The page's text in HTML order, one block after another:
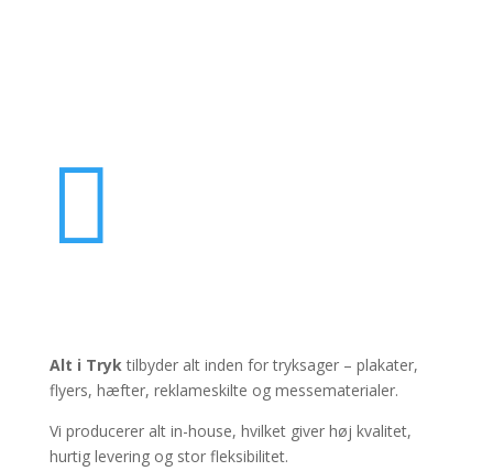

Alt i Tryktilbyder alt inden for tryksager – plakater,
flyers, hæfter, reklameskilte og messematerialer.
Vi producerer alt in-house, hvilket giver høj kvalitet,
hurtig levering og stor fleksibilitet.